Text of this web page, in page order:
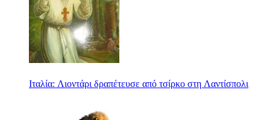
Ιταλία: Λιοντάρι δραπέτευσε από τσίρκο στη Λαντίσπολι